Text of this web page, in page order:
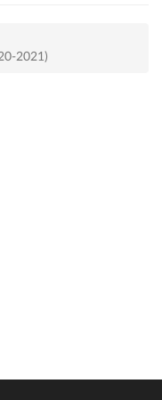
2021)